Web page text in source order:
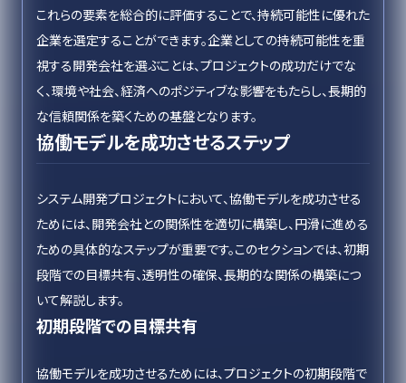
これらの要素を総合的に評価することで、持続可能性に優れた
企業を選定することができます。企業としての持続可能性を重
視する開発会社を選ぶことは、プロジェクトの成功だけでな
く、環境や社会、経済へのポジティブな影響をもたらし、長期的
な信頼関係を築くための基盤となります。
協働モデルを成功させるステップ
システム開発プロジェクトにおいて、協働モデルを成功させる
ためには、開発会社との関係性を適切に構築し、円滑に進める
ための具体的なステップが重要です。このセクションでは、初期
段階での目標共有、透明性の確保、長期的な関係の構築につ
いて解説します。
初期段階での目標共有
協働モデルを成功させるためには、プロジェクトの初期段階で